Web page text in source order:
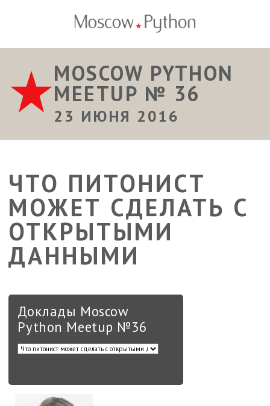
MOSCOW PYTHON
MEETUP № 36
23 ИЮНЯ 2016
ЧТО ПИТОНИСТ
МОЖЕТ СДЕЛАТЬ С
ОТКРЫТЫМИ
ДАННЫМИ
Доклады Moscow
Python Meetup №36